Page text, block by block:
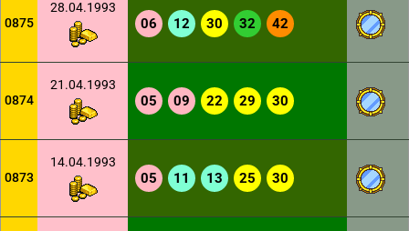
0875
28.04.1993
06 12 30 32 42
0874
21.04.1993
05 09 22 29 30
0873
14.04.1993
05 11 13 25 30